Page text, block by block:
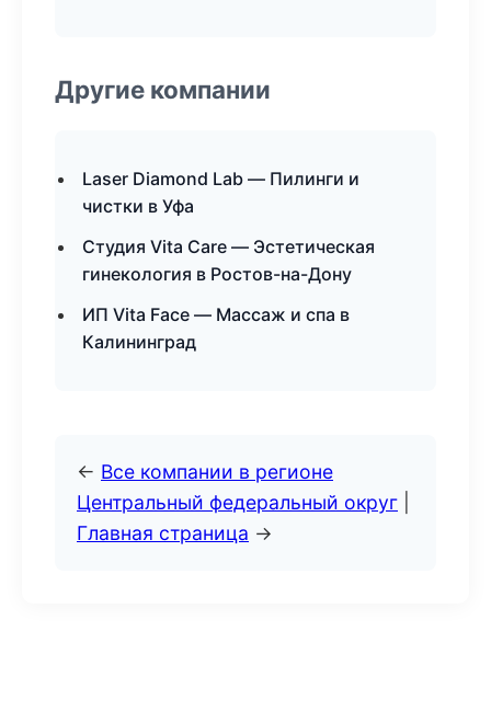
Другие компании
Laser Diamond Lab — Пилинги и
чистки в Уфа
Студия Vita Care — Эстетическая
гинекология в Ростов-на-Дону
ИП Vita Face — Массаж и спа в
Калининград
← Все компании в регионе
Центральный федеральный округ
Главная страница →